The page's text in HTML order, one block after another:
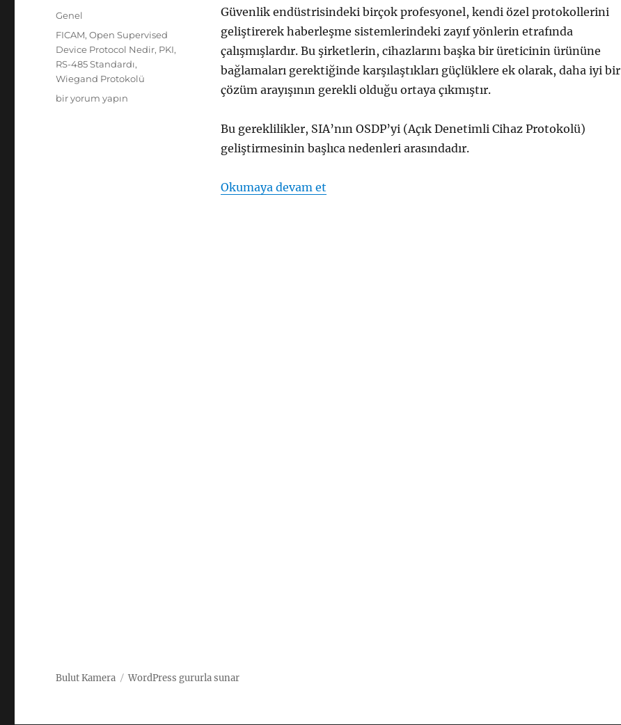
Güvenlik endüstrisindeki birçok profesyonel, kendi özel protokollerini
geliştirerek haberleşme sistemlerindeki zayıf yönlerin etrafında
çalışmışlardır. Bu şirketlerin, cihazlarını başka bir üreticinin ürününe
bağlamaları gerektiğinde karşılaştıkları güçlüklere ek olarak, daha iyi bir
çözüm arayışının gerekli olduğu ortaya çıkmıştır.
Bu gereklilikler, SIA’nın OSDP’yi (Açık Denetimli Cihaz Protokolü)
geliştirmesinin başlıca nedenleri arasındadır.
Okumaya devam et“OSDP Protokolü Nedir?”
Kategoriler
Genel
Etiketler
FICAM,Open Supervised
Device Protocol Nedir, PKI,
RS-485 Standardı,
Wiegand Protokolü
OSDP
bir yorum yapın
Bulut Kamera WordPress gururla sunar